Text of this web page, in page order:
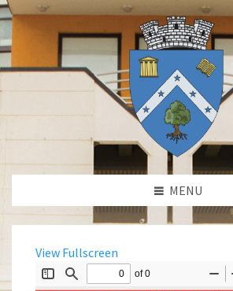
MENU
View Fullscreen